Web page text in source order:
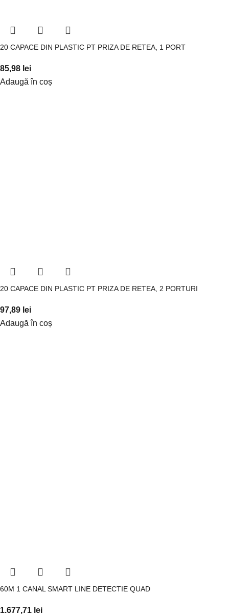
20 CAPACE DIN PLASTIC PT PRIZA DE RETEA, 1 PORT
85,98 lei
Adaugă în coș
20 CAPACE DIN PLASTIC PT PRIZA DE RETEA, 2 PORTURI
97,89 lei
Adaugă în coș
60M 1 CANAL SMART LINE DETECTIE QUAD
1.677,71 lei